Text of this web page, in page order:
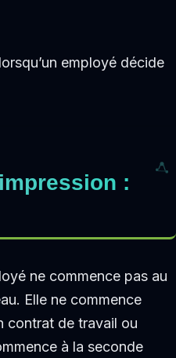
employé décide
:
ne commence pas au
Elle ne commence
contrat de travail ou
à la seconde